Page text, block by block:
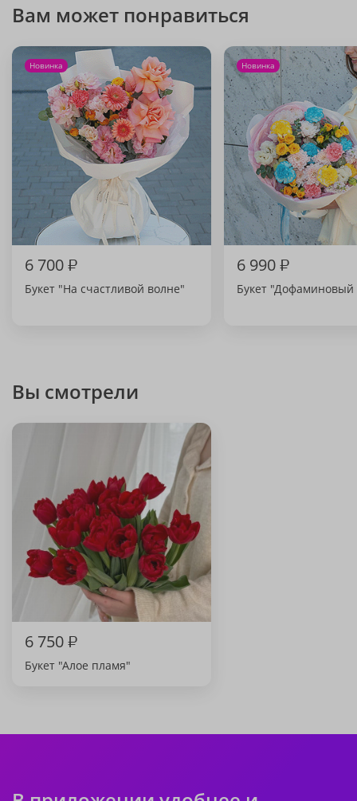
Вам может понравиться
Новинка
6 700₽
Букет "На счастливой волне"
Новинка
6 990₽
Букет "Дофаминовый
Вы смотрели
6 750₽
Букет "Алое пламя"